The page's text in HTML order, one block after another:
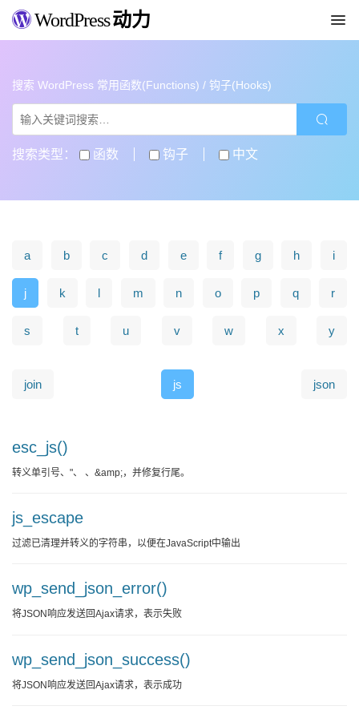
WordPress动力
搜索 WordPress 常用函数(Functions) / 钩子(Hooks)
搜索类型： 函数 钩子 中文
a b c d e f g h i
j k l m n o p q r
s t u v w x y
join js json
esc_js()
转义单引号、"、 、&amp;，并修复行尾。
js_escape
过滤已清理并转义的字符串，以便在JavaScript中输出
wp_send_json_error()
将JSON响应发送回Ajax请求，表示失败
wp_send_json_success()
将JSON响应发送回Ajax请求，表示成功